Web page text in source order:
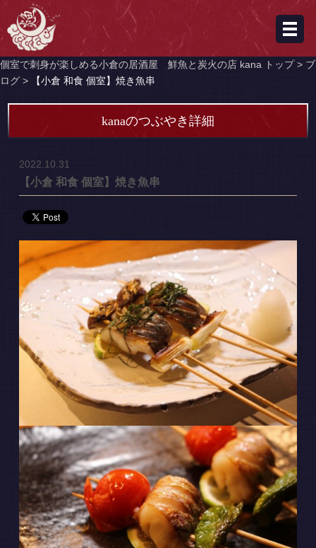
個室で刺身が楽しめる小倉の居酒屋 鮮魚と炭火の店 kana トップ > ブ
ログ >
【小倉 和食 個室】焼き魚串
kanaのつぶやき詳細
2022.10.31
【小倉 和食 個室】焼き魚串